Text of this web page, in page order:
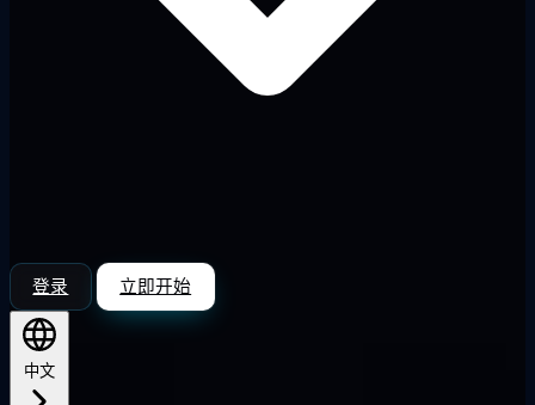
登录 立即开始
中文